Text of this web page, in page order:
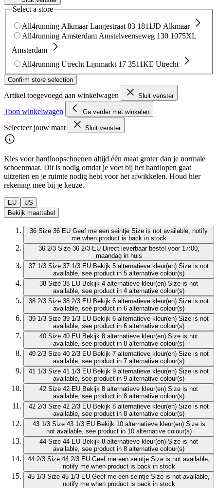
Select a store
All4running Alkmaar Langestraat 83 1811JD Alkmaar
All4running Amsterdam Amstelveenseweg 130 1075XL
Amsterdam
All4running Utrecht Lijnmarkt 17 3511KE Utrecht
Confirm store selection
Artikel toegevoegd aan winkelwagen Sluit venster
Toon winkelwagen Ga verder met winkelen
Selecteer jouw maat Sluit venster
Kies voor hardloopschoenen altijd één maat groter dan je normale
schoenmaat. Dit is nodig omdat je voet bij het hardlopen gaat
uitzetten en je ruimte nodig hebt voor het afwikkelen. Houd hier
rekening mee bij je keuze.
EU
US
Bekijk maattabel
36 Size 36 EU Geef me een seintje Size is not available, notify
me when product is back in stock
36 2/3 Size 36 2/3 EU Direct leverbaar bestel voor 17:00,
maandag in huis
37 1/3 Size 37 1/3 EU Bekijk 5 alternatieve kleur(en) Size is not
available, see product in 5 alternative colour(s)
38 Size 38 EU Bekijk 4 alternatieve kleur(en) Size is not
available, see product in 4 alternative colour(s)
38 2/3 Size 38 2/3 EU Bekijk 6 alternatieve kleur(en) Size is not
available, see product in 6 alternative colour(s)
39 1/3 Size 39 1/3 EU Bekijk 6 alternatieve kleur(en) Size is not
available, see product in 6 alternative colour(s)
40 Size 40 EU Bekijk 8 alternatieve kleur(en) Size is not
available, see product in 8 alternative colour(s)
40 2/3 Size 40 2/3 EU Bekijk 7 alternatieve kleur(en) Size is not
available, see product in 7 alternative colour(s)
41 1/3 Size 41 1/3 EU Bekijk 9 alternatieve kleur(en) Size is not
available, see product in 9 alternative colour(s)
42 Size 42 EU Bekijk 8 alternatieve kleur(en) Size is not
available, see product in 8 alternative colour(s)
42 2/3 Size 42 2/3 EU Bekijk 8 alternatieve kleur(en) Size is not
available, see product in 8 alternative colour(s)
43 1/3 Size 43 1/3 EU Bekijk 10 alternatieve kleur(en) Size is
not available, see product in 10 alternative colour(s)
44 Size 44 EU Bekijk 8 alternatieve kleur(en) Size is not
available, see product in 8 alternative colour(s)
44 2/3 Size 44 2/3 EU Geef me een seintje Size is not available,
notify me when product is back in stock
45 1/3 Size 45 1/3 EU Geef me een seintje Size is not available,
notify me when product is back in stock